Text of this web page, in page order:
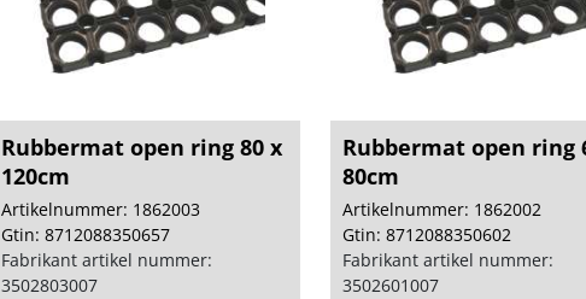
Rubbermat open ring 80 x
120cm
Artikelnummer: 1862003
Gtin: 8712088350657
Fabrikant artikel nummer:
3502803007
Rubbermat open ring
80cm
Artikelnummer: 1862002
Gtin: 8712088350602
Fabrikant artikel nummer:
3502601007